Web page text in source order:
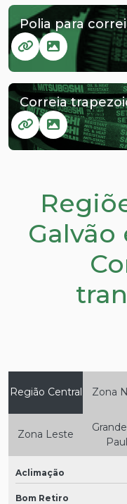
Polia para
Correia
Galvão
Região Central Zona
Zona Leste
Aclimação
Bom Retiro